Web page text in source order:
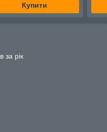
Купити
за рік